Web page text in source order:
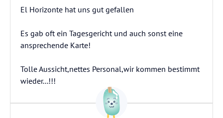
El Horizonte hat uns gut gefallen
Es gab oft ein Tagesgericht und auch sonst eine
ansprechende Karte!
Tolle Aussicht,nettes Personal,wir kommen bestimmt
wieder...!!!